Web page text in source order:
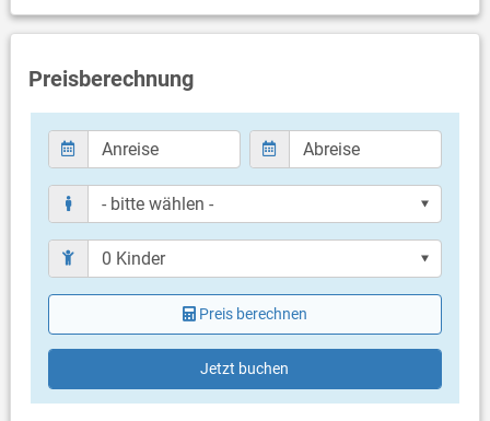
Schlafzimmer
Schlafzimmer mit Doppelbett, Laminat
Schlafzimmer mit 2 Einzelbetten, Laminat
Badezimmer
Bad mit WC, Dusche (en suite)
Bad mit WC, Dusche (en suite)
Bad mit WC, Dusche (en suite)
Bad mit WC, Dusche
Bad mit WC, Dusche
überdacht
Bestuhlung
Preisberechnung
Preis berechnen
Jetzt buchen